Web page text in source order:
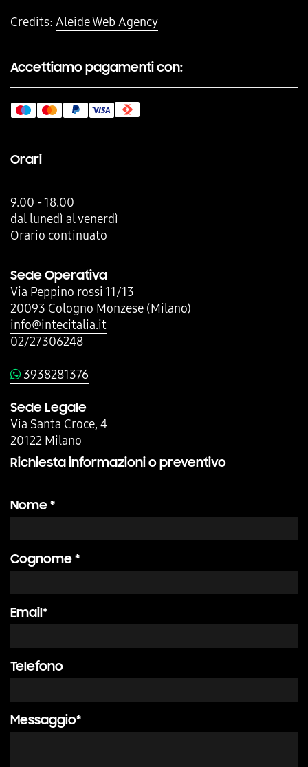
Credits: Aleide Web Agency
Accettiamo pagamenti con:
Orari
9.00 - 18.00
dal lunedì al venerdì
Orario continuato
Sede Operativa
Via Peppino rossi 11/13
20093 Cologno Monzese (Milano)
info@intecitalia.it
02/27306248
3938281376
Sede Legale
Via Santa Croce, 4
20122 Milano
Richiesta informazioni o preventivo
Nome *
Cognome *
Email*
Telefono
Messaggio*